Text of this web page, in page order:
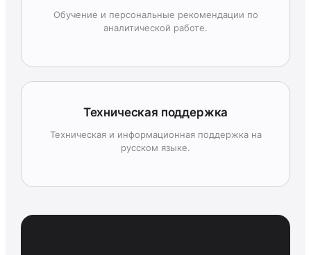
Обучение и персональные рекомендации по
аналитической работе.
Техническая поддержка
Техническая и информационная поддержка на
русском языке.